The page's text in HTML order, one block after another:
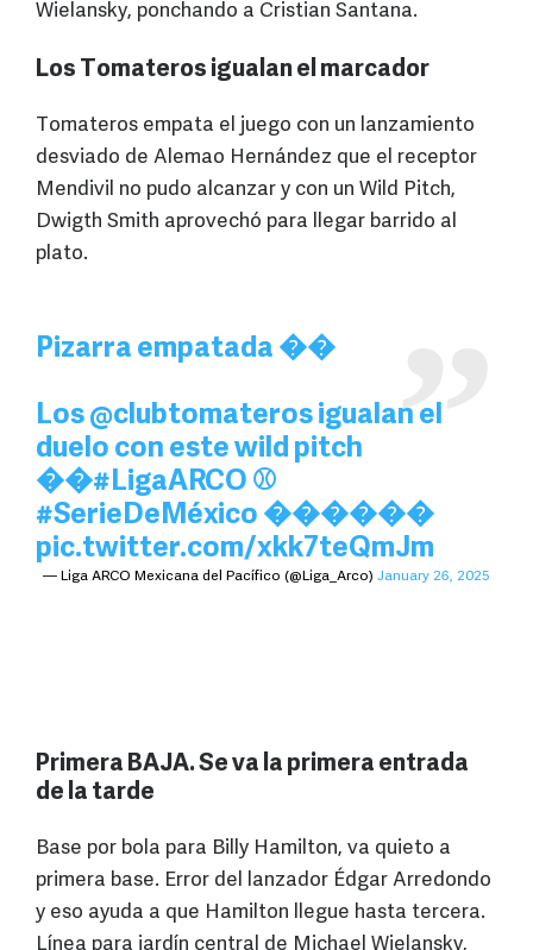
Wielansky, ponchando a Cristian Santana.
Los Tomateros igualan el marcador
Tomateros empata el juego con un lanzamiento
desviado de Alemao Hernández que el receptor
Mendivil no pudo alcanzar y con un Wild Pitch,
Dwigth Smith aprovechó para llegar barrido al
plato.
Pizarra empatada ��
Los @clubtomateros igualan el
duelo con este wild pitch
��#LigaARCO ⚾
#SerieDeMéxico ������
pic.twitter.com/xkk7teQmJm
— Liga ARCO Mexicana del Pacífico (@Liga_Arco) January 26, 2025
Primera BAJA. Se va la primera entrada
de la tarde
Base por bola para Billy Hamilton, va quieto a
primera base. Error del lanzador Édgar Arredondo
y eso ayuda a que Hamilton llegue hasta tercera.
Línea para jardín central de Michael Wielansky,